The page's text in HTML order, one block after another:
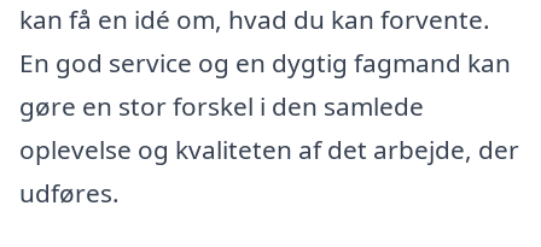
kan få en idé om, hvad du kan forvente.
En god service og en dygtig fagmand kan
gøre en stor forskel i den samlede
oplevelse og kvaliteten af det arbejde, der
udføres.